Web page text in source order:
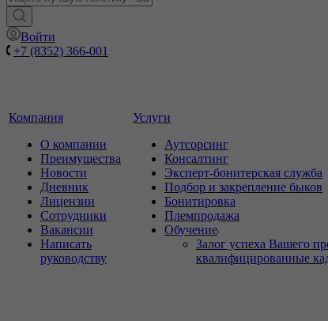
Войти
+7 (8352) 366-001
Компания
О компании
Преимущества
Новости
Дневник
Лицензии
Сотрудники
Вакансии
Написать
руководству
Услуги
Аутсорсинг
Консалтинг
Эксперт-бонитерская служба
Подбор и закрепление быков
Бонитировка
Племпродажа
Обучение
Залог успеха Вашего
квалифицированные